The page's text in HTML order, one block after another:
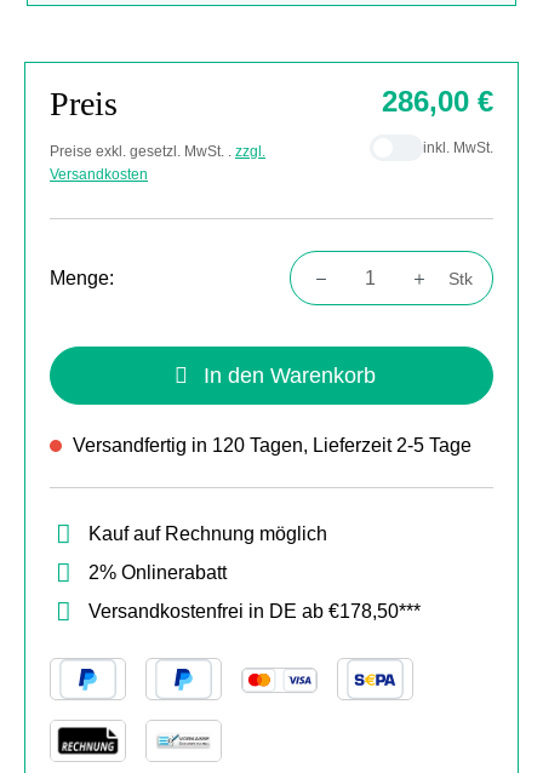
Preis
Preise exkl. gesetzl. MwSt. . zzgl.
Versandkosten
286,00 €
inkl. MwSt.
Menge:
Produkt Anzahl: Gib den gewünschten
Stk
In den Warenkorb
Versandfertig in 120 Tagen, Lieferzeit 2-5 Tage
Kauf auf Rechnung möglich
2% Onlinerabatt
Versandkostenfrei in DE ab €178,50***